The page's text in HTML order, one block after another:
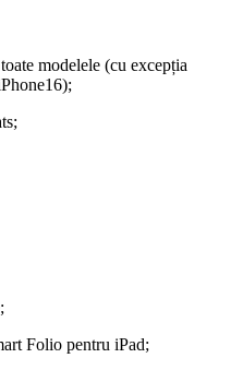
modelele (cu excepția
Folio pentru iPad;